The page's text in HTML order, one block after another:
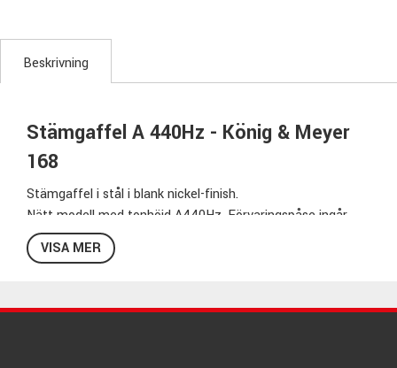
Beskrivning
Stämgaffel A 440Hz - König & Meyer
168
Stämgaffel i stål i blank nickel-finish.
Nätt modell med tonhöjd A440Hz. Förvaringspåse ingår.
Specifikationer 168:
Tonhöjd: A 440Hz
VISA MER